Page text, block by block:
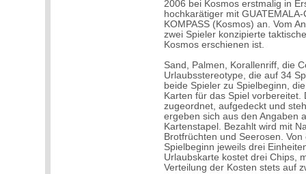
2006 bei Kosmos erstmalig in
hochkarätiger mit
KOMPASS (Kosmos) an. Vom
zwei Spieler konzipierte
Kosmos erschienen ist.
Sand, Palmen, Korallenriff, die
Urlaubsstereotype, die auf 34
beide Spieler zu Spielbeginn,
Karten für das Spiel
zugeordnet, aufgedeckt und
ergeben sich aus den Angaben
Kartenstapel. Bezahlt wird mit
Brotfrüchten und Seerosen.
Spielbeginn jeweils drei
Urlaubskarte kostet drei Chips,
Verteilung der Kosten stets auf